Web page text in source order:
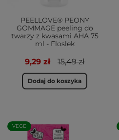
PEELLOVE® PEONY
GOMMAGE peeling do
twarzy z kwasami AHA 75
ml - Floslek
9,29 zł 15,49 zł
Dodaj do koszyka
VEGE